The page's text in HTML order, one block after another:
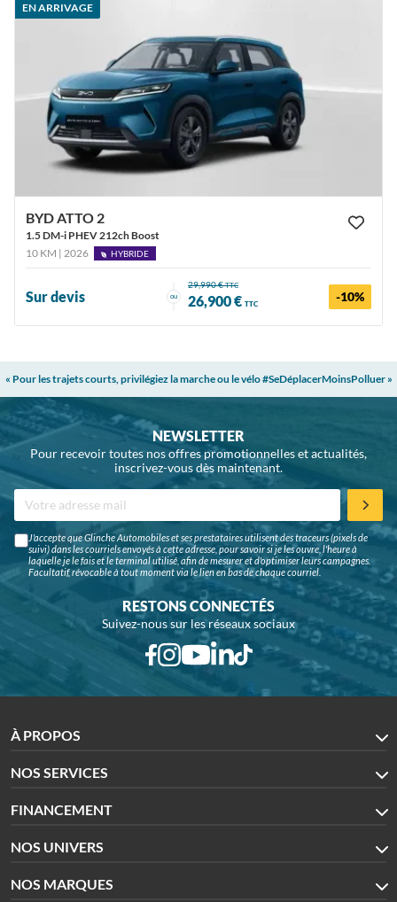
EN ARRIVAGE
BYD ATTO 2
1.5 DM-i PHEV 212ch Boost
10 KM | 2026
HYBRIDE
Sur devis ou
29,990 €TTC
26,900 € TTC -10%
« Pour les trajets courts, privilégiez la marche ou le vélo #SeDéplacerMoinsPolluer »
NEWSLETTER
Pour recevoir toutes nos offres promotionnelles et actualités,
inscrivez-vous dès maintenant.
J'accepte que Glinche Automobiles et ses prestataires utilisent des traceurs (pixels de
suivi) dans les courriels envoyés à cette adresse, pour savoir si je les ouvre, l'heure à
laquelle je le fais et le terminal utilisé, afin de mesurer et d'optimiser leurs campagnes.
Facultatif, révocable à tout moment via le lien en bas de chaque courriel.
RESTONS CONNECTÉS
Suivez-nous sur les réseaux sociaux
À PROPOS
NOS SERVICES
FINANCEMENT
NOS UNIVERS
NOS MARQUES